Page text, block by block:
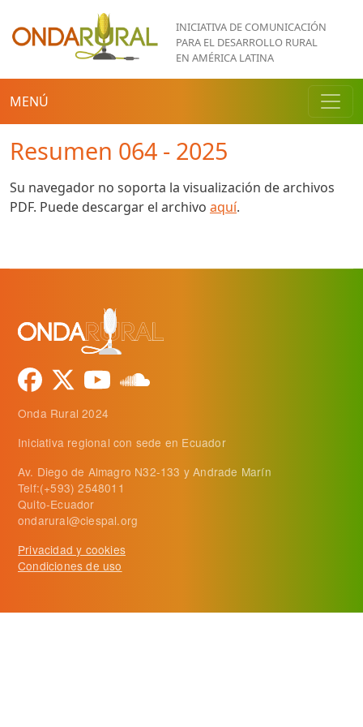
Pasar al contenido principal
INICIATIVA DE COMUNICACIÓN
PARA EL DESARROLLO RURAL
EN AMÉRICA LATINA
MENÚ
Resumen 064 - 2025
Su navegador no soporta la visualización de archivos
PDF. Puede descargar el archivo aquí.
Onda Rural 2024
Iniciativa regional con sede en Ecuador
Av. Diego de Almagro N32-133 y Andrade Marín
Telf:(+593) 2548011
Quito-Ecuador
ondarural@ciespal.org
Privacidad y cookies
Condiciones de uso